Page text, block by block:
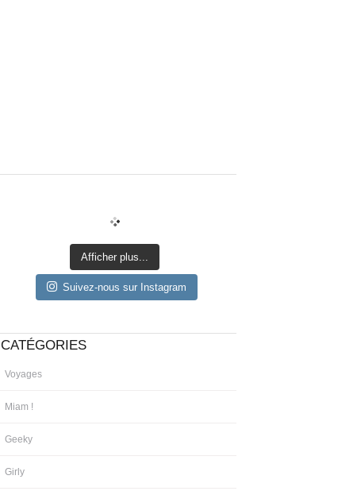
Afficher plus...
Suivez-nous sur Instagram
CATÉGORIES
Voyages
Miam !
Geeky
Girly